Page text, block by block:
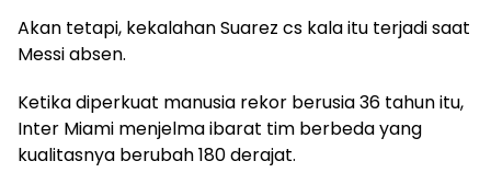
Akan tetapi, kekalahan Suarez cs kala itu terjadi saat
Messi absen.
Ketika diperkuat manusia rekor berusia 36 tahun itu,
Inter Miami menjelma ibarat tim berbeda yang
kualitasnya berubah 180 derajat.